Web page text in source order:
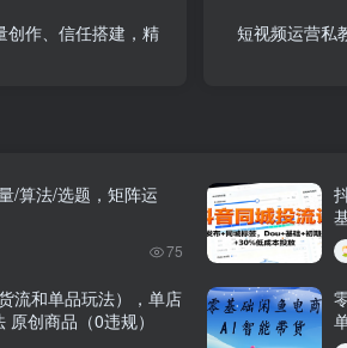
创作、信任搭建，精
短视频运营私教课：
/算法/选题，矩阵运
75
流和单品玩法），单店
创商品（0违规）